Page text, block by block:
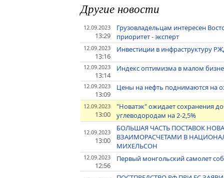
Другие новости
12.09.2023
13:29
Грузовладельцам интересен
приоритет - эксперт
12.09.2023
13:16
Инвестиции в инфраструктуру
12.09.2023
13:14
Индекс оптимизма в малом
12.09.2023
13:09
Цены на нефть поднимаются на
12.09.2023
13:00
"Новатэк" ожидает сохранения
углеводородам на 2-2,5%
12.09.2023
13:00
БОЛЬШАЯ ЧАСТЬ ПОСТАВОК
ВЗАИМОРАСЧЕТАМИ В
МИХЕЛЬСОН
12.09.2023
12:56
Первый монгольский самолет